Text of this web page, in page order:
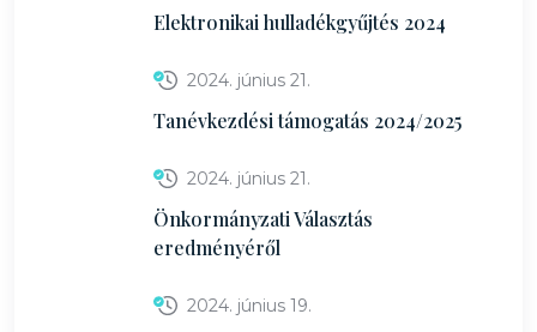
Elektronikai hulladékgyűjtés 2024
2024. június 21.
Tanévkezdési támogatás 2024/2025
2024. június 21.
Önkormányzati Választás
eredményéről
2024. június 19.